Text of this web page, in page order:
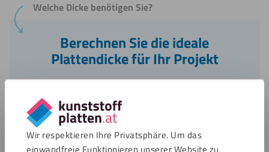
Wir respektieren Ihre Privatsphäre. Um das
einwandfreie Funktionieren unserer Website zu
Welche Dicke benötigen Sie?
Berechnen Sie die ideale
Plattendicke für Ihr Projekt